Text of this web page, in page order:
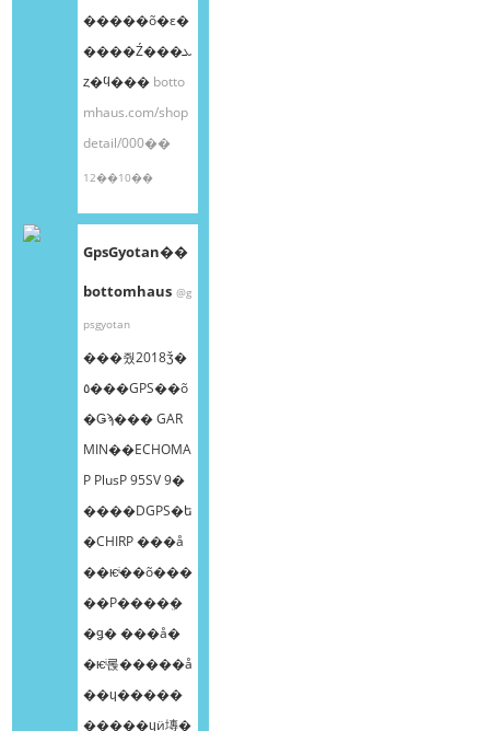
�����õ�ε�
����Ź���ܥ
ȥ�ϥ��� botto
mhaus.com/shop
detail/000��
12��10��
GpsGyotan��
bottomhaus @g
psgyotan
���줬2018ǯ�
٥���GPS��õ
�Ǥϡ��� GAR
MIN��ECHOMA
P PlusP 95SV 9�
����DGPS�ե
�CHIRP ���å
��ѥͥ��õ���
��Ρ����ܸ�
�ǥ� ���å�
�ѥͥ롡�����å
��ɥ�����
�����ɥӥ塼�